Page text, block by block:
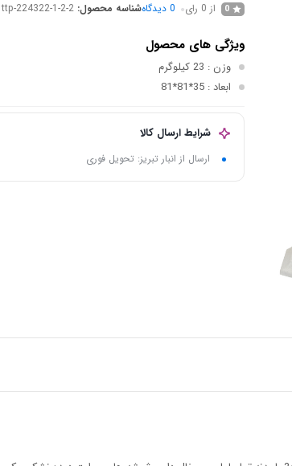
0 از 0 رای 0 دیدگاهشناسه محصول:ttp-224322-1-2-2
ویژگی های محصول
وزن: 23 کیلوگرم
ابعاد: 35*81*81
شرایط ارسال کالا
ارسال از انبار تبریز: تحویل فوری